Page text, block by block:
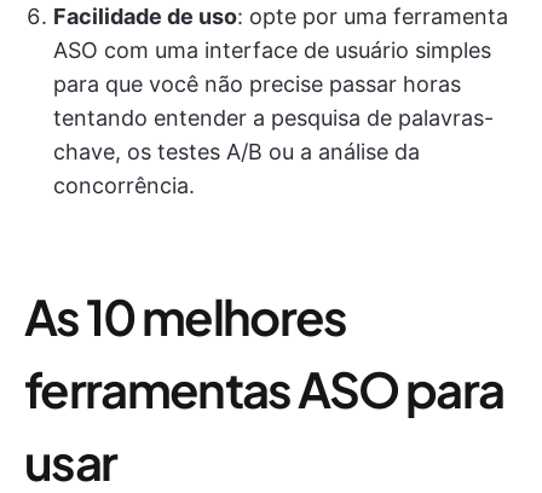
Facilidade de uso: opte por uma ferramenta
ASO com uma interface de usuário simples
para que você não precise passar horas
tentando entender a pesquisa de palavras-
chave, os testes A/B ou a análise da
concorrência.
As 10 melhores
ferramentas ASO para
usar